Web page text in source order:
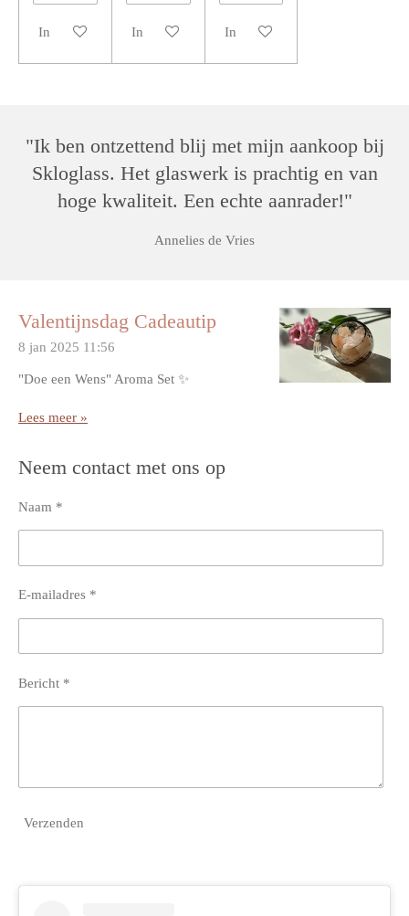
In winkelwagen In winkelwagen In winkelwagen
"Ik ben ontzettend blij met mijn aankoop bij
Skloglass. Het glaswerk is prachtig en van
hoge kwaliteit. Een echte aanrader!"
Annelies de Vries
Valentijnsdag Cadeautip
8 jan 2025 11:56
"Doe een Wens" Aroma Set ✨
Lees meer »
Neem contact met ons op
Naam *
E-mailadres *
Bericht *
Verzenden